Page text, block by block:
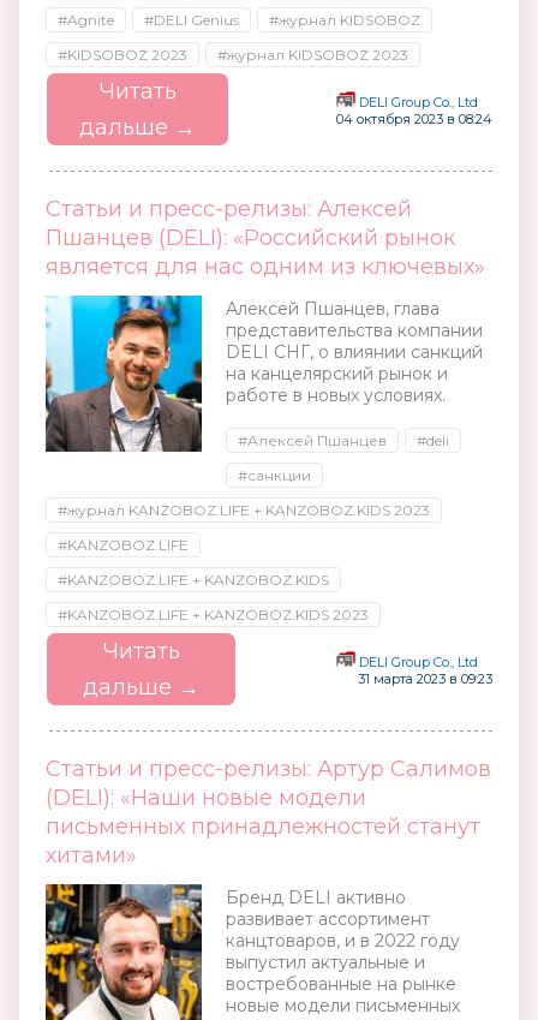
#Agnite
#DELI Genius
#журнал KIDSOBOZ
#KIDSOBOZ 2023
#журнал KIDSOBOZ 2023
Читать
дальше →
DELI Group Co., Ltd
04 октября 2023 в 08:24
Статьи и пресс-релизы: Алексей
Пшанцев (DELI): «Российский рынок
является для нас одним из ключевых»
Алексей Пшанцев, глава
представительства компании
DELI СНГ, о влиянии санкций
на канцелярский рынок и
работе в новых условиях.
#Алексей Пшанцев
#deli
#санкции
#журнал KANZOBOZ.LIFE + KANZOBOZ.KIDS 2023
#KANZOBOZ.LIFE
#KANZOBOZ.LIFE + KANZOBOZ.KIDS
#KANZOBOZ.LIFE + KANZOBOZ.KIDS 2023
Читать
дальше →
DELI Group Co., Ltd
31 марта 2023 в 09:23
Статьи и пресс-релизы: Артур Салимов
(DELI): «Наши новые модели
письменных принадлежностей станут
хитами»
Бренд DELI активно
развивает ассортимент
канцтоваров, и в 2022 году
выпустил актуальные и
востребованные на рынке
новые модели письменных